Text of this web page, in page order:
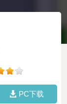
PC下载